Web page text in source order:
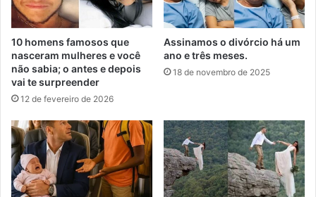
10 homens famosos que
nasceram mulheres e você
não sabia; o antes e depois
vai te surpreender
12 de fevereiro de 2026
Assinamos o divórcio há um
ano e três meses.
18 de novembro de 2025